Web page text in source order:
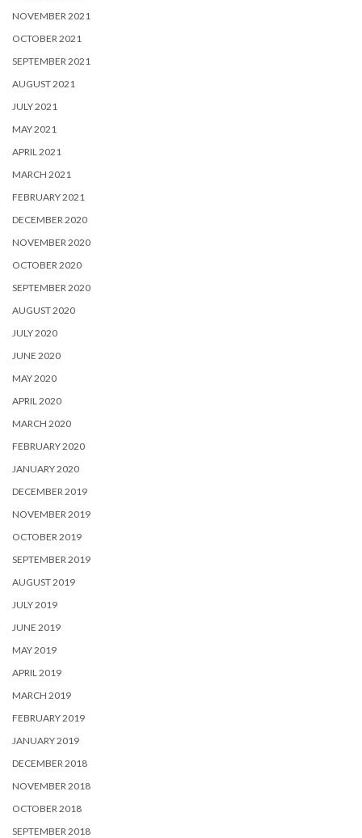
NOVEMBER 2021
OCTOBER 2021
SEPTEMBER 2021
AUGUST 2021
JULY 2021
MAY 2021
APRIL 2021
MARCH 2021
FEBRUARY 2021
DECEMBER 2020
NOVEMBER 2020
OCTOBER 2020
SEPTEMBER 2020
AUGUST 2020
JULY 2020
JUNE 2020
MAY 2020
APRIL 2020
MARCH 2020
FEBRUARY 2020
JANUARY 2020
DECEMBER 2019
NOVEMBER 2019
OCTOBER 2019
SEPTEMBER 2019
AUGUST 2019
JULY 2019
JUNE 2019
MAY 2019
APRIL 2019
MARCH 2019
FEBRUARY 2019
JANUARY 2019
DECEMBER 2018
NOVEMBER 2018
OCTOBER 2018
SEPTEMBER 2018